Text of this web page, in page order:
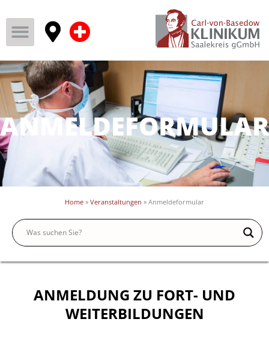
ANMELDEFORMULAR
Home » Veranstaltungen » Anmeldeformular
ANMELDUNG ZU FORT- UND
WEITERBILDUNGEN